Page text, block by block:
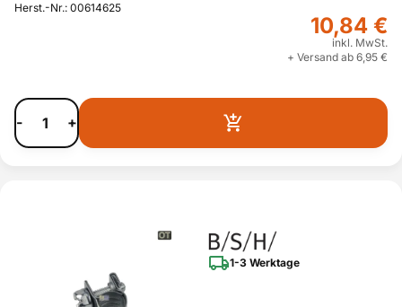
Herst.-Nr.: 00614625
10,84 €
inkl. MwSt.
+ Versand ab 6,95 €
- +
1-3 Werktage